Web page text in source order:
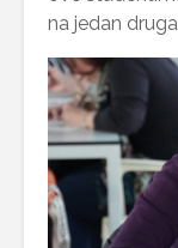
na jedan